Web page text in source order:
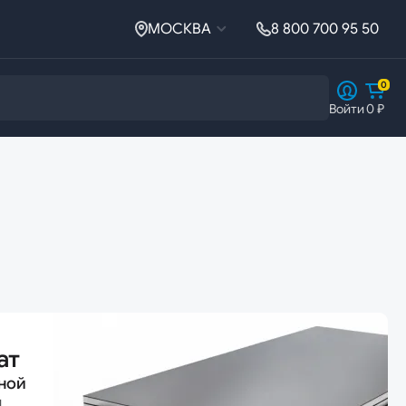
МОСКВА 8 800 700 95 50
Войти
0
0 ₽